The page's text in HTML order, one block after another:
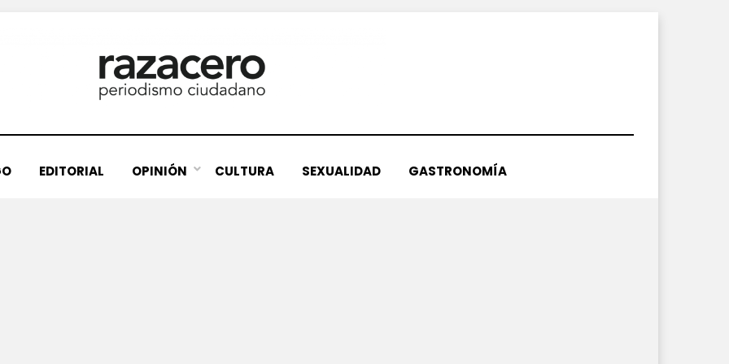
EDITORIAL OPINIÓN CULTURA SEXUALIDAD GASTRONOMÍA